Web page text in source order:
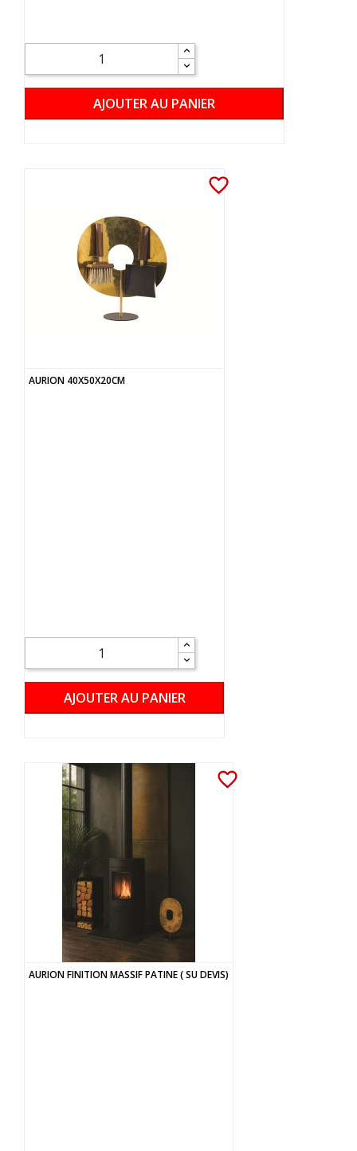
AJOUTER AU PANIER
favorite_border
AURION 40X50X20CM
AJOUTER AU PANIER
favorite_border
AURION FINITION MASSIF PATINE ( SU DEVIS)